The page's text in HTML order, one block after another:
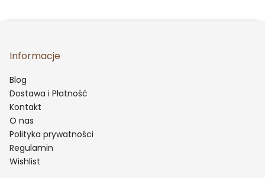
Informacje
Blog
Dostawa i Płatność
Kontakt
O nas
Polityka prywatności
Regulamin
Wishlist